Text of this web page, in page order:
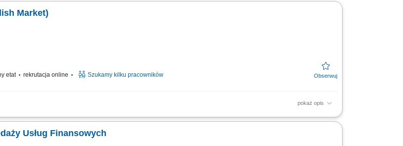
Market)
etat rekrutacja online Szukamy kilku pracowników
pokaż opis
zainteresowanymi ofertą. Doradztwo oraz sprzedaż usług związanych z edukacją finansową.
Usług Finansowych